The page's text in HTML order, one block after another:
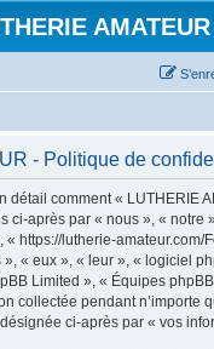
AMATEUR
- Politique de
détail comment « LUTHERIE
ci-après par « nous », « notre
« https://lutherie-amateur.com/
« eux », « leur », « logiciel
Limited », « Équipes
collectée pendant n’importe
ci-après par « vos